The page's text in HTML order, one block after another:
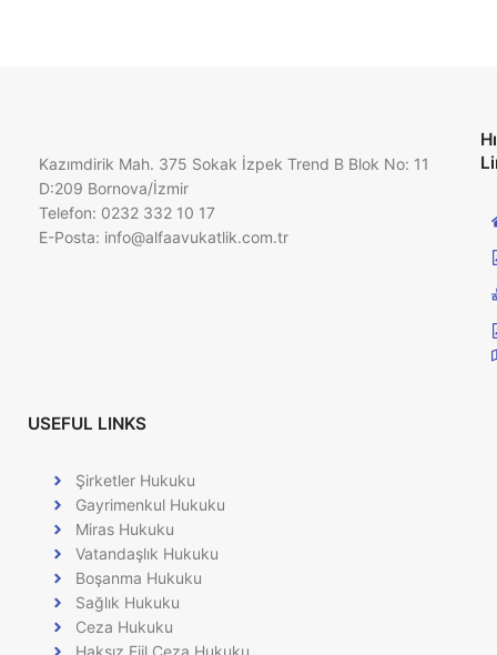
Kazımdirik Mah. 375 Sokak İzpek Trend B Blok No: 11
D:209 Bornova/İzmir
Telefon: 0232 332 10 17
E-Posta: info@alfaavukatlik.com.tr
USEFUL LINKS
Şirketler Hukuku
Gayrimenkul Hukuku
Miras Hukuku
Vatandaşlık Hukuku
Boşanma Hukuku
Sağlık Hukuku
Ceza Hukuku
Haksız Fiil Ceza Hukuku